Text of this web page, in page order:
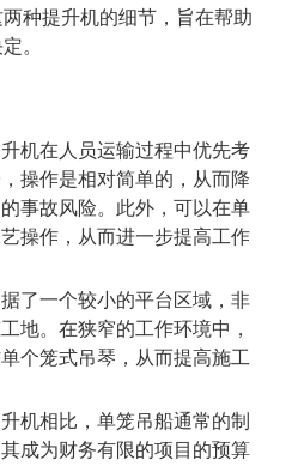
种提升机的细节，旨在帮助
。
机在人员运输过程中优先考
操作是相对简单的，从而降
事故风险。此外，可以在单
操作，从而进一步提高工作
了一个较小的平台区域，非
地。在狭窄的工作环境中，
个笼式吊琴，从而提高施工
机相比，单笼吊船通常的制
成为财务有限的项目的预算